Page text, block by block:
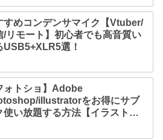
すめコンデンサマイク【Vtuber/
/リモート】初心者でも高音質い
USB5+XLR5選！
ォトショ】Adobe
illustratorをお得にサブ
使い放題する方法【イラストレ